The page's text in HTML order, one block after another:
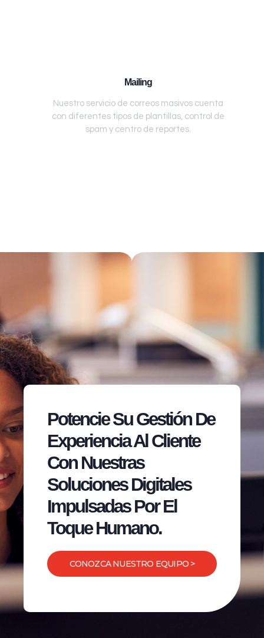
Mailing
Nuestro servicio de correos masivos cuenta
con diferentes tipos de plantillas, control de
spam y centro de reportes.
Potencie Su Gestión De
Experiencia Al Cliente
Con Nuestras
Soluciones Digitales
Impulsadas Por El
Toque Humano.
CONOZCA NUESTRO EQUIPO >